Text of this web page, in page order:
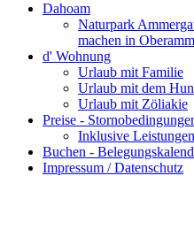
Dahoam
Naturpark
machen in
d' Wohnung
Urlaub mit Familie
Urlaub mit dem
Urlaub mit Zöliakie
Preise -
Inklusive Leistungen
Buchen -
Impressum / Datenschutz